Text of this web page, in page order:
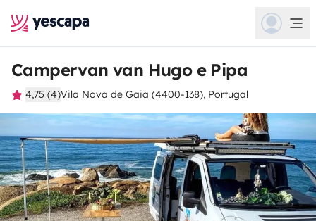
Campervan van Hugo e Pipa
4,75 (4)Vila Nova de Gaia (4400-138), Portugal